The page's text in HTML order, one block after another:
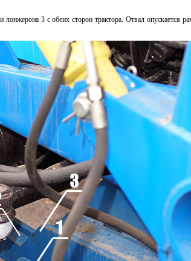
3 с обеих сторон трактора. Отвал опускается